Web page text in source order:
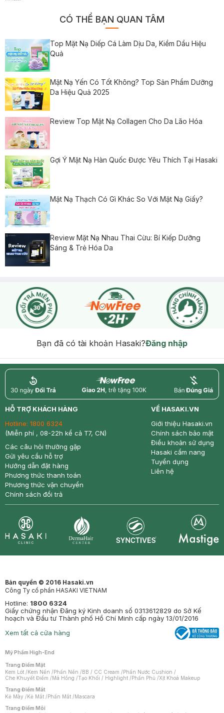
CÓ THỂ BẠN QUAN TÂM
Top Mặt Nạ Diếp Cá Làm Dịu Da, Kiềm Dầu Hiệu
Quả
Mặt Nạ Yến Có Tốt Không? Top Sản Phẩm Dưỡng
Da Hiệu Quả 2025
Review Top Mặt Nạ Collagen Cho Da Lão Hóa
Gợi Ý Mặt Nạ Hàn Quốc Được Yêu Thích Tại Hasaki
Mặt Nạ Thạch Có Gì Khác So Với Mặt Nạ Giấy?
Review Mặt Nạ Nhau Thai Cừu: Bí Kiếp Dưỡng
Sáng & Trẻ Hóa Da
Bạn đã có tài khoản Hasaki?Đăng nhập
return nowfree price
HỖ TRỢ KHÁCH HÀNG
Hotline: 1800 6324
(Miễn phí , 08-22h kể cả T7, CN)
Các câu hỏi thường gặp
Gửi yêu cầu hỗ trợ
Hướng dẫn đặt hàng
Phương thức thanh toán
Phương thức vận chuyển
Chính sách đổi trả
VỀ HASAKI.VN
Giới thiệu Hasaki.vn
Chính sách bảo mật
Điều khoản sử dụng
Hasaki cẩm nang
Tuyển dụng
Liên hệ
Bản quyền © 2016 Hasaki.vn
Công Ty cổ phần HASAKI VIETNAM
Hotline: 1800 6324
Giấy chứng nhận Đăng ký Kinh doanh số 0313612829 do Sở Kế
hoạch và Đầu tư Thành phố Hồ Chí Minh cấp ngày 13/01/2016
Xem tất cả cửa hàng
Mỹ Phẩm High-End
Trang Điểm Mặt
Kem Lót /Kem Nền /Phấn Nền /BB / CC Cream /Phấn Nước Cushion /
Che Khuyết Điểm /Má Hồng /Tạo Khối / Highlight /Phấn Phủ /Xịt Khoá Makeup
Trang Điểm Mắt
Kẻ Mày /Kẻ Mắt /Phấn Mắt /Mascara
Trang Điểm Môi